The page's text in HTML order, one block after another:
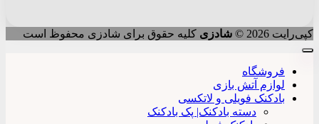
کپی‌رایت 2026 © شادزی کلیه حقوق برای شادزی محفوظ است
فروشگاه
لوازم آتش بازی
بادکنک فویلی و لاتکسی
دسته بادکنک| پک بادکنک